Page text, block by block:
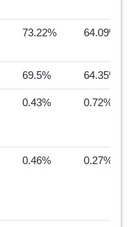
73.22% 64.09%
69.5% 64.35%
0.43% 0.72%
0.46% 0.27%